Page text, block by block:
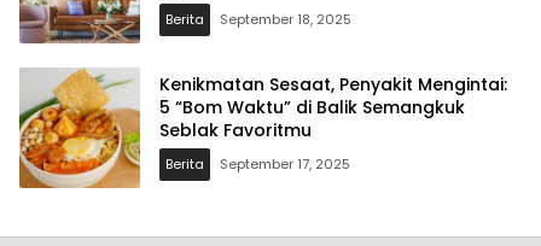
Berita September 18, 2025
Kenikmatan Sesaat, Penyakit Mengintai:
5 “Bom Waktu” di Balik Semangkuk
Seblak Favoritmu
Berita September 17, 2025